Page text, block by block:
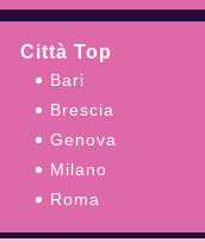
Città Top
Bari
Brescia
Genova
Milano
Roma